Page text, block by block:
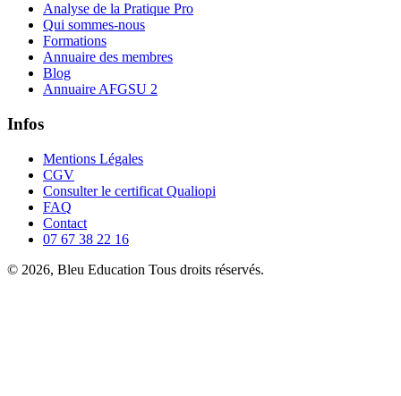
Analyse de la Pratique Pro
Qui sommes-nous
Formations
Annuaire des membres
Blog
Annuaire AFGSU 2
Infos
Mentions Légales
CGV
Consulter le certificat Qualiopi
FAQ
Contact
07 67 38 22 16
© 2026, Bleu Education Tous droits réservés.